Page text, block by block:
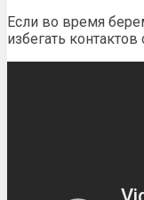
Если во время
избегать